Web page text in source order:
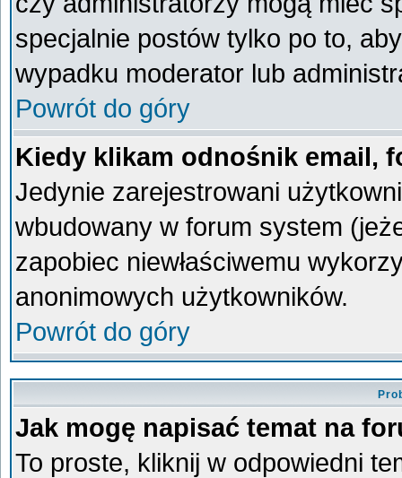
specjalnie postów tylko po to,
wypadku moderator lub
Powrót do góry
Kiedy klikam odnośnik email,
Jedynie zarejestrowani
wbudowany w forum system
zapobiec niewłaściwemu
anonimowych użytkowników.
Powrót do góry
Jak mogę napisać temat na
To proste, kliknij w odpowiedni